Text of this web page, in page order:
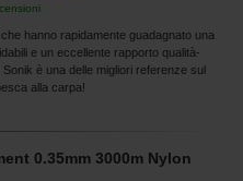
hanno rapidamente guadagnato una
e un eccellente rapporto qualità-
è una delle migliori referenze sul
alla carpa!
0.35mm 3000m Nylon